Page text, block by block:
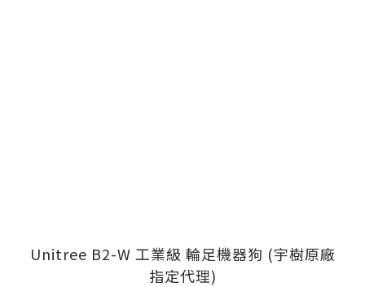
Unitree B2-W 工業級 輪足機器狗 (宇樹原廠
指定代理)